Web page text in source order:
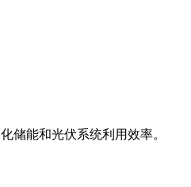
储能和光伏系统利用效率。